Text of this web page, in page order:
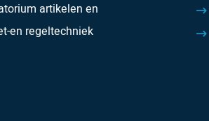
artikelen en
en regeltechniek